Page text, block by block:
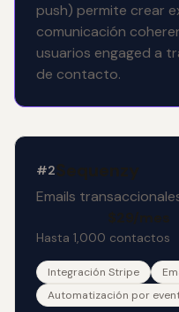
push) permite crear
comunicación
usuarios engaged a
de contacto.
#2
Emails
Hasta 1,000 contactos
Integración Stripe
Automatización por